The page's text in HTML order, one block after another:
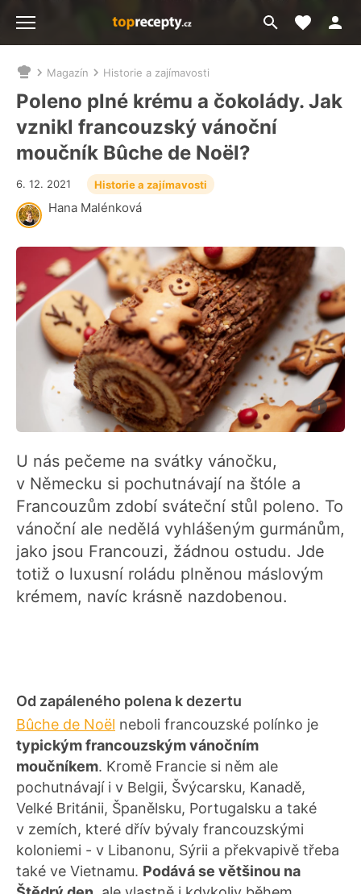
Přejít
na
Moje
Nacházíte
se
zde:
Magazín Historie a zajímavosti
Poleno plné krému a čokolády. Jak
vznikl francouzský vánoční
moučník Bûche de Noël?
Hana Malénková
6. 12. 2021 Historie a zajímavosti
U nás pečeme na svátky vánočku,
v Německu si pochutnávají na štóle a
Francouzům zdobí sváteční stůl poleno. To
vánoční ale nedělá vyhlášeným gurmánům,
jako jsou Francouzi, žádnou ostudu. Jde
totiž o luxusní roládu plněnou máslovým
krémem, navíc krásně nazdobenou.
Od zapáleného polena k dezertu
Bûche de Noël neboli francouzské polínko je
typickým francouzským vánočním
moučníkem. Kromě Francie si něm ale
pochutnávají i v Belgii, Švýcarsku, Kanadě,
Velké Británii, Španělsku, Portugalsku a také
v zemích, které dřív bývaly francouzskými
koloniemi - v Libanonu, Sýrii a překvapivě třeba
také ve Vietnamu. Podává se většinou na